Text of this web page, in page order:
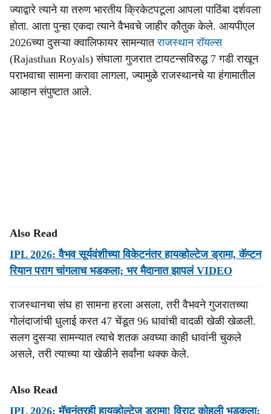
ज्याद्वारे त्याने या तरुण भारतीय क्रिकेटपटूला आपला पाठिंबा दर्शवला
होता. आता पुन्हा एकदा त्याने वैभवचे जाहीर कौतुक केले. आयपीएल
2026च्या दुसऱ्या क्वालिफायर सामन्यातराजस्थान रॉयल्स
(Rajasthan Royals) संघाला गुजरात टायटन्सविरुद्ध 7 गडी राखून
पराभवाचा सामना करावा लागला, ज्यामुळे राजस्थानचे या हंगामातील
आव्हान संपुष्टात आले.
Also Read
IPL 2026: वैभव सूर्यवंशीच्या विकेटनंतर हायव्होल्टेज ड्रामा, कॅप्टन
रियान पराग चांगलाच भडकला; भर मैदानात झापलं VIDEO
राजस्थानचा संघ हा सामना हरला असला, तरी वैभवने गुजरातच्या
गोलंदाजांची धुलाई करत 47 चेंडूत 96 धावांची वादळी खेळी खेळली.
सलग दुसऱ्या सामन्यात त्याचे शतक अवघ्या काही धावांनी चुकले
असले, तरी त्याच्या या खेळीने सर्वांना थक्क केले.
Also Read
IPL 2026: मॅचनंतरही हायव्होल्टेज ड्रामा! विराट कोहली भडकला;